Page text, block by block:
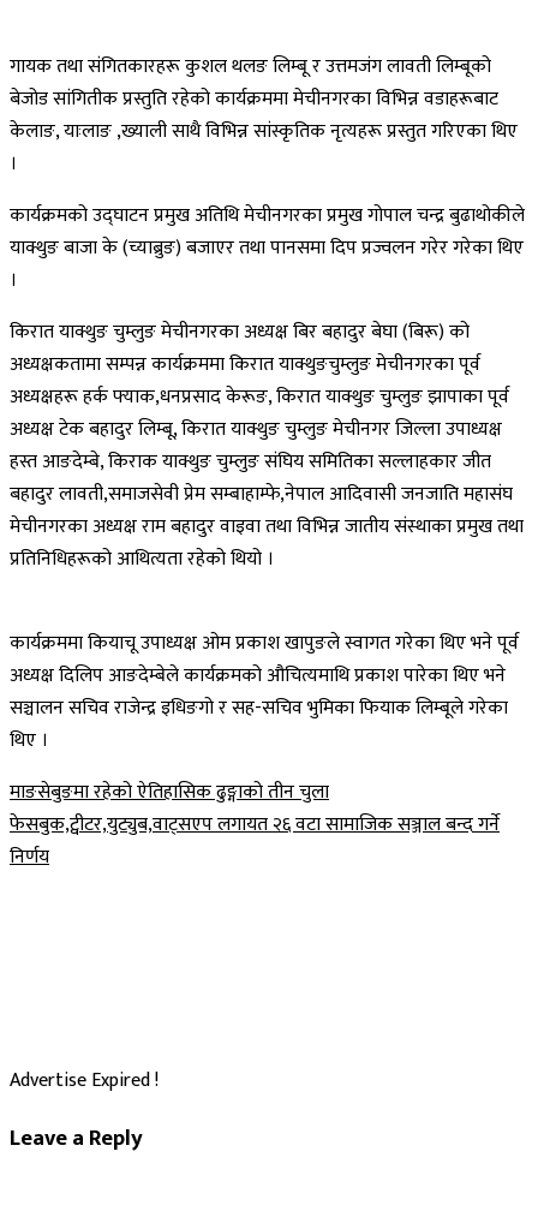
गायक तथा संगितकारहरू कुशल थलङ लिम्बू र उत्तमजंग लावती लिम्बूको
बेजोड सांगितीक प्रस्तुति रहेको कार्यक्रममा मेचीनगरका विभिन्न वडाहरूबाट
केलाङ,याःलाङ ,ख्याली साथै विभिन्न सांस्कृतिक नृत्यहरू प्रस्तुत गरिएका थिए
।
कार्यक्रमकोउद्घाटनप्रमुखअतिथिमेचीनगरका प्रमुख गोपाल चन्द्र बुढाथोकीले
याक्थुङबाजाके(च्याब्रुङ) बजाएर तथा पानसमा दिप प्रज्वलन गरेर गरेका थिए
।
किरातयाक्थुङचुम्लुङमेचीनगरका अध्यक्ष बिर बहादुर बेघा (बिरू) को
अध्यक्षकतामा सम्पन्न कार्यक्रममा किरातयाक्थुङचुम्लुङमेचीनगरका पूर्व
अध्यक्षहरू हर्क फ्याक,धनप्रसाद केरूङ,किरात याक्थुङचुम्लुङझापाका पूर्व
अध्यक्ष टेक बहादुर लिम्बू, किरातयाक्थुङचुम्लुङमेचीनगर जिल्ला उपाध्यक्ष
हस्त आङदेम्बे, किराकयाक्थुङचुम्लुङसंघिय समितिका सल्लाहकार जीत
बहादुर लावती,समाजसेवी प्रेम सम्बाहाम्फे,नेपाल आदिवासी जनजाति महासंघ
मेचीनगरका अध्यक्ष राम बहादुर वाइवा तथा विभिन्न जातीय संस्थाका प्रमुख तथा
प्रतिनिधिहरूको आथित्यता रहेको थियो ।
कार्यक्रममाकियाचूउपाध्यक्षओम प्रकाश खापुङलेस्वागतगरेका थिए भने पूर्व
अध्यक्ष दिलिप आङदेम्बेले कार्यक्रमको औचित्यमाथि प्रकाश पारेका थिए भने
सञ्चालन सचिव राजेन्द्र इधिङगो र सह-सचिव भुमिका फियाक लिम्बूले गरेका
थिए ।
Post
navigation
माङसेबुङमा रहेको ऐतिहासिक ढुङ्गाको तीन चुला
फेसबुक,ट्वीटर,युट्युब,वाट्सएप लगायत २६ वटा सामाजिक सञ्जाल बन्द गर्ने
निर्णय
Advertise Expired !
Leave a Reply